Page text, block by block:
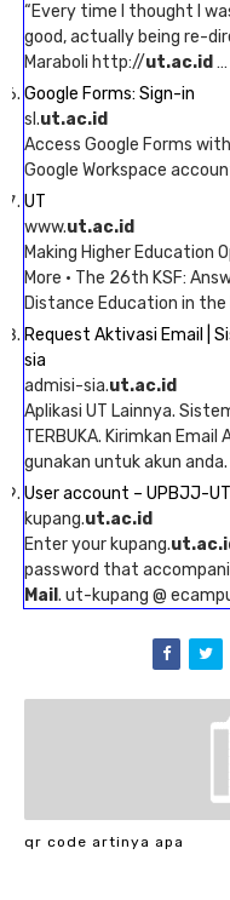
“Every time I thought I
good, actually being re-
Maraboli http://ut.ac.id …
Google Forms: Sign-in
sl.ut.ac.id
Access Google Forms
Google Workspace
UT
www.ut.ac.id
Making Higher Education
More · The 26th KSF:
Distance Education in the
Request Aktivasi Email |
sia
admisi-sia.ut.ac.id
Aplikasi UT Lainnya.
TERBUKA. Kirimkan
gunakan untuk akun anda.
User account – UPBJJ-
kupang.ut.ac.id
Enter your kupang.
password that
Mail . ut-kupang @
qr code artinya apa